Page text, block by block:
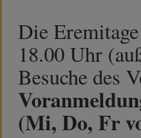
Die
18.00 Uhr
Besuche des
(Mi, Do, Fr